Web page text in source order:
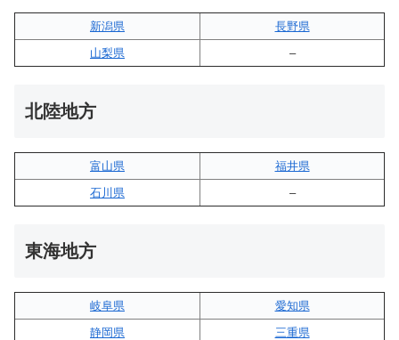
新潟県
長野県
山梨県
–
北陸地方
富山県
福井県
石川県
–
東海地方
岐阜県
愛知県
静岡県
三重県